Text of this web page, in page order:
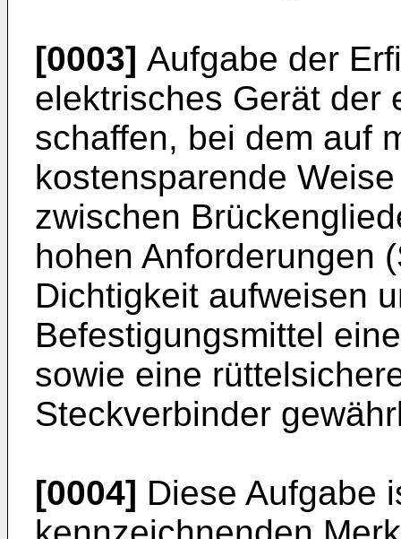
[0003] Aufgabe der
elektrisches Gerät der
schaffen, bei dem auf
kostensparende
zwischen
hohen Anforderungen
Dichtigkeit aufweisen
Befestigungsmittel
sowie eine
Steckverbinder
[0004] Diese Aufgabe